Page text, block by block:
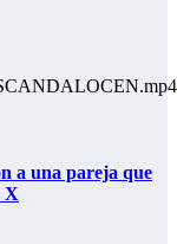
a una pareja que
X